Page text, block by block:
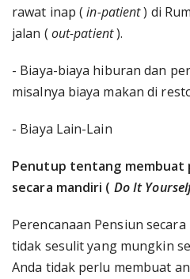
rawat inap (in-patient) di
jalan ( out-patient).
- Biaya-biaya hiburan dan
misalnya biaya makan di
- Biaya Lain-Lain
Penutup tentang membuat
secara mandiri ( Do It
Perencanaan Pensiun
tidak sesulit yang mungkin
Anda tidak perlu membuat